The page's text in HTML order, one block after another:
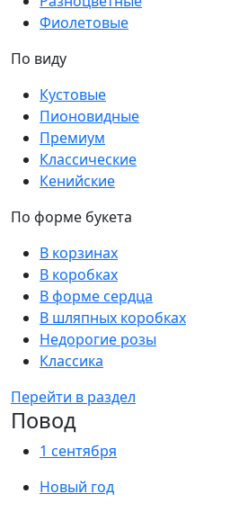
Фиолетовые
По виду
Кустовые
Пионовидные
Премиум
Классические
Кенийские
По форме букета
В корзинах
В коробках
В форме сердца
В шляпных коробках
Недорогие розы
Классика
Перейти в раздел
Повод
1 сентября
Новый год